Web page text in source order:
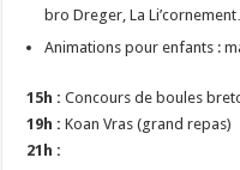
bro Dreger, La
Animations pour enfants :
15h : Concours de boules
19h : Koan Vras (grand repas)
21h :